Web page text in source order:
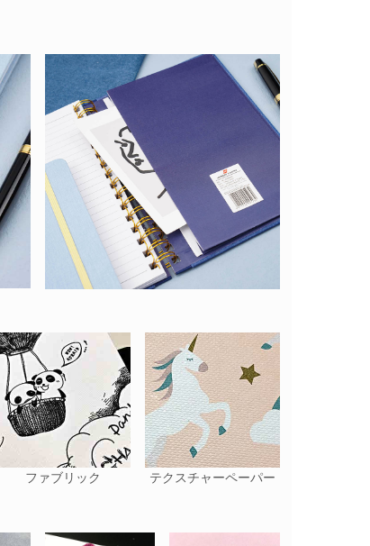
ファブリック テクスチャーペーパー